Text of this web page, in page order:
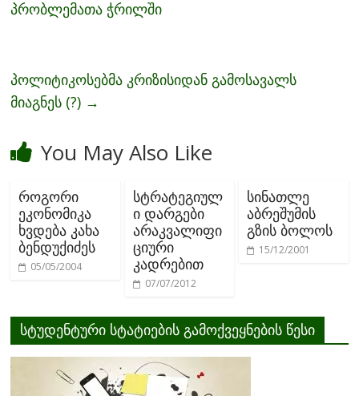
o
პრობლემათა ჭრილში
პოლიტიკოსებმა კრიზისიდან გამოსავალს
მიაგნეს (?) →
You May Also Like
როგორი
ეკონომიკა
ხვდება კახა
ბენდუქიძეს
05/05/2004
სტრატეგიულ
ი დარგები
არაკვალიფი
ციური
კადრებით
07/07/2012
სინათლე
აბრეშუმის
გზის ბოლოს
15/12/2001
სტუდენტური სტატიების გამოქვეყნების წესი